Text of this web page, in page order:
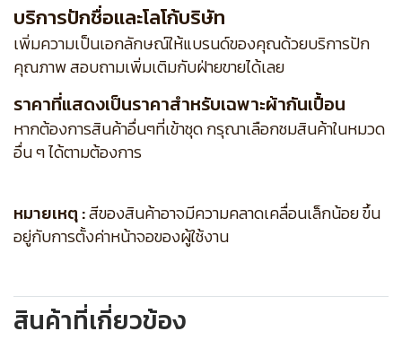
บริการปักชื่อและโลโก้บริษัท
เพิ่มความเป็นเอกลักษณ์ให้แบรนด์ของคุณด้วยบริการปัก
คุณภาพ สอบถามเพิ่มเติมกับฝ่ายขายได้เลย
ราคาที่แสดงเป็นราคาสำหรับเฉพาะผ้ากันเปื้อน
หากต้องการสินค้าอื่นๆที่เข้าชุด กรุณาเลือกชมสินค้าในหมวด
อื่น ๆ ได้ตามต้องการ
หมายเหตุ :สีของสินค้าอาจมีความคลาดเคลื่อนเล็กน้อย ขึ้น
อยู่กับการตั้งค่าหน้าจอของผู้ใช้งาน
สินค้าที่เกี่ยวข้อง